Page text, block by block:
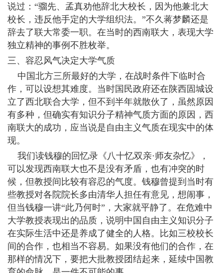
说过：“骝先、孟真劝他辞北大校长，因为他兼北大
校长，违反他手定的大学组织法。”不久蒋梦麟还是
辞去了联大常委一职。在当时的西南联大，表现大学
独立精神的事例不胜枚举。
三、容忍风气决定大学气质
中国北方三所最好的大学，在战时条件下临时合
作，可以设想其难度。当时国民政府还在陕西固城设
立了西北联合大学，但不到半年就散伙了，虽然原因
有多种，但确实有知识分子精神气质方面的原因，西
南联大的成功，应当说是自由主义气质在现实中的体
现。
我们读钱穆的回忆录《八十忆双亲·师友杂忆》，
可以发现西南联大也不是没有矛盾，也有冲突的时
候，但教授间比较有容忍的气度。钱穆曾提到当时有
些教授对各院院长多由清华人担任有意见，想闹事，
但当钱穆一讲“此乃何时”，大家就平静了。在危难中
大学教授表现出的品质，说明中国自由主义知识分子
在实际生活中还是养成了健全的人格。比如三校校长
间的合作，也相当不容易。如果没有他们的合作，在
那样的情况下，要把大批教授团结起来，延续中国教